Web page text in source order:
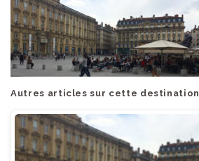
Autres articles sur cette destination